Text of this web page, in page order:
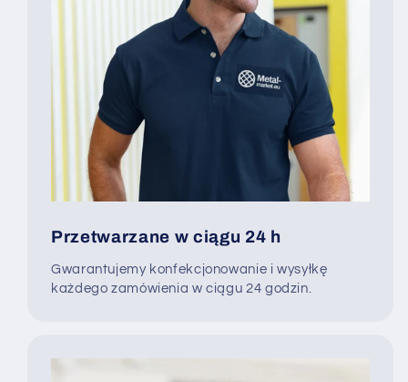
Przetwarzane w ciągu 24 h
Gwarantujemy konfekcjonowanie i wysyłkę
każdego zamówienia w ciągu 24 godzin.